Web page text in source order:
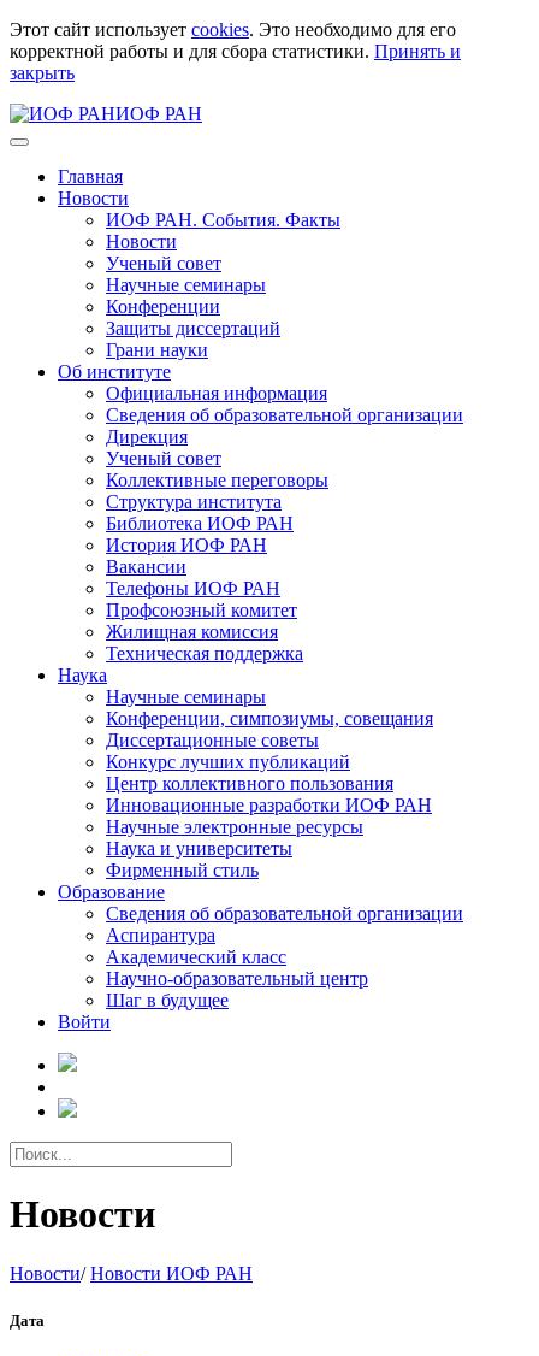
Этот сайт использует cookies. Это необходимо для его
корректной работы и для сбора статистики. Принять и
закрыть
ИОФ РАН
Главная
Новости
ИОФ РАН. События. Факты
Новости
Ученый совет
Научные семинары
Конференции
Защиты диссертаций
Грани науки
Об институте
Официальная информация
Сведения об образовательной организации
Дирекция
Ученый совет
Коллективные переговоры
Структура института
Библиотека ИОФ РАН
История ИОФ РАН
Вакансии
Телефоны ИОФ РАН
Профсоюзный комитет
Жилищная комиссия
Техническая поддержка
Наука
Научные семинары
Конференции, симпозиумы, совещания
Диссертационные советы
Конкурс лучших публикаций
Центр коллективного пользования
Инновационные разработки ИОФ РАН
Научные электронные ресурсы
Наука и университеты
Фирменный стиль
Образование
Сведения об образовательной организации
Аспирантура
Академический класс
Научно-образовательный центр
Шаг в будущее
Войти
Новости
Новости/ Новости ИОФ РАН
Дата